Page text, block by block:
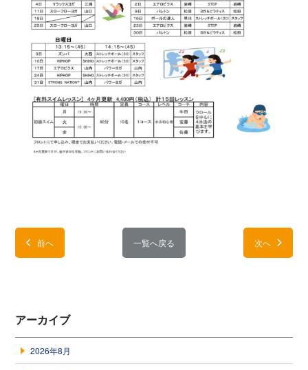
前へ 一覧へ戻る 次へ
アーカイブ
2026年8月